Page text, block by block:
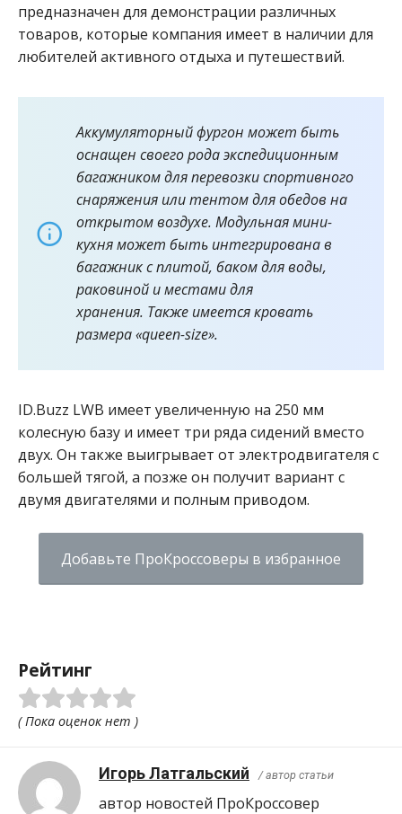
предназначен для демонстрации различных
товаров, которые компания имеет в наличии для
любителей активного отдыха и путешествий.
Аккумуляторный фургон может быть
оснащен своего рода экспедиционным
багажником для перевозки спортивного
снаряжения или тентом для обедов на
открытом воздухе. Модульная мини-
кухня может быть интегрирована в
багажник с плитой, баком для воды,
раковиной и местами для
хранения. Также имеется кровать
размера «queen-size».
ID.Buzz LWB имеет увеличенную на 250 мм
колесную базу и имеет три ряда сидений вместо
двух. Он также выигрывает от электродвигателя с
большей тягой, а позже он получит вариант с
двумя двигателями и полным приводом.
Добавьте ПроКроссоверы в избранное
Рейтинг
( Пока оценок нет )
Игорь Латгальский / автор статьи
автор новостей ПроКроcсовер